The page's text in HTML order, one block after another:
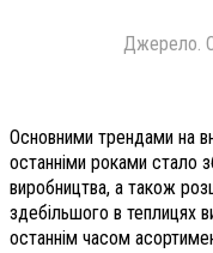
Джерело.
Основними трендами на
останніми роками стало
виробництва, а також
здебільшого в теплицях
останнім часом